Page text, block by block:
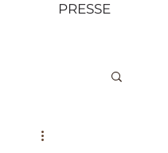
PRESSE